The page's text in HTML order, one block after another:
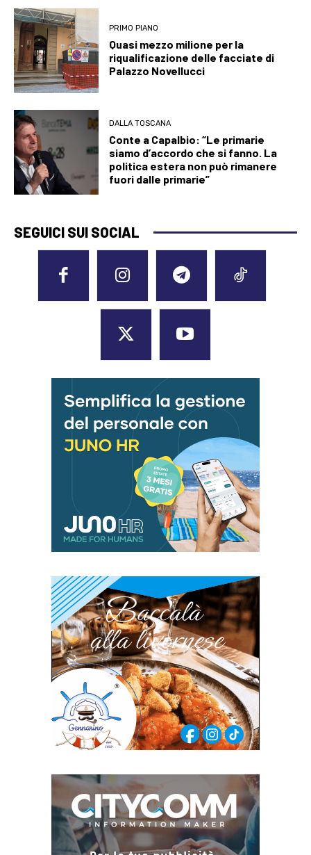
PRIMO PIANO
Quasi mezzo milione per la
riqualificazione delle facciate di
Palazzo Novellucci
DALLA TOSCANA
Conte a Capalbio: “Le primarie
siamo d’accordo che si fanno. La
politica estera non può rimanere
fuori dalle primarie”
SEGUICI SUI SOCIAL